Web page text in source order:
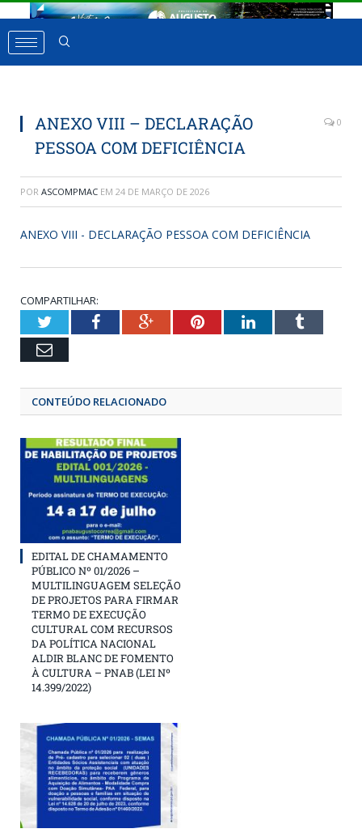
ANEXO VIII – DECLARAÇÃO
PESSOA COM DEFICIÊNCIA
0
POR ASCOMPMAC EM 24 DE MARÇO DE 2026
ANEXO VIII - DECLARAÇÃO PESSOA COM DEFICIÊNCIA
COMPARTILHAR:
TwitterFacebookGoogle+Pinterest
LinkedIn
Email
CONTEÚDO RELACIONADO
EDITAL DE CHAMAMENTO
PÚBLICO Nº 01/2026 –
MULTILINGUAGEM SELEÇÃO
DE PROJETOS PARA FIRMAR
TERMO DE EXECUÇÃO
CULTURAL COM RECURSOS
DA POLÍTICA NACIONAL
ALDIR BLANC DE FOMENTO
À CULTURA – PNAB (LEI Nº
14.399/2022)